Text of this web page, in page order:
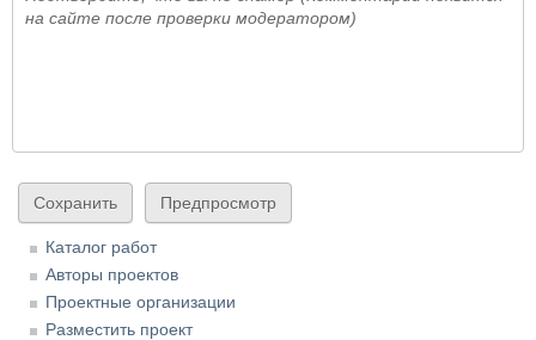
на сайте после проверки модератором)
Каталог работ
Авторы проектов
Проектные организации
Разместить проект